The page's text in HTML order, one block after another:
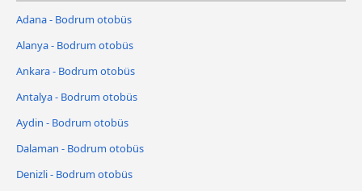
Adana - Bodrum otobüs
Alanya - Bodrum otobüs
Ankara - Bodrum otobüs
Antalya - Bodrum otobüs
Aydin - Bodrum otobüs
Dalaman - Bodrum otobüs
Denizli - Bodrum otobüs